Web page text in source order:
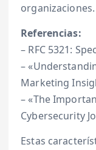
organizaciones.
Referencias:
– RFC 5321:
–
Marketing
– «The
Cybersecurity
Estas